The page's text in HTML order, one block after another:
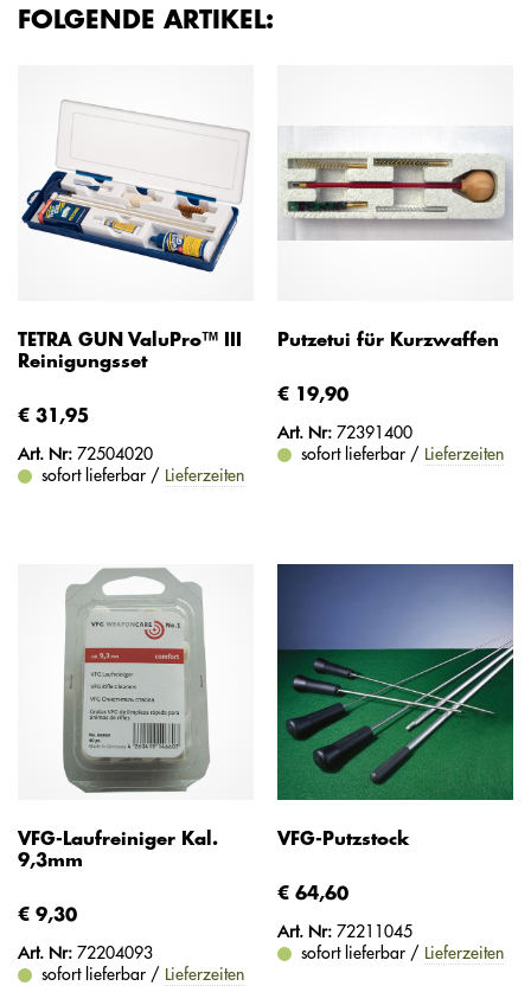
FOLGENDE ARTIKEL:
TETRA GUN ValuPro™ III
Reinigungsset
€ 31,95
Art. Nr: 72504020
sofort lieferbar / Lieferzeiten
Putzetui für Kurzwaffen
€ 19,90
Art. Nr: 72391400
sofort lieferbar / Lieferzeiten
VFG-Laufreiniger Kal.
9,3mm
€ 9,30
Art. Nr: 72204093
sofort lieferbar / Lieferzeiten
VFG-Putzstock
€ 64,60
Art. Nr: 72211045
sofort lieferbar / Lieferzeiten